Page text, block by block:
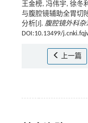
王金榜, 冯伟宇, 徐冬
与腹腔镜辅助全胃切
分析[J]. 腹腔镜外科杂
DOI:10.13499/
上一篇